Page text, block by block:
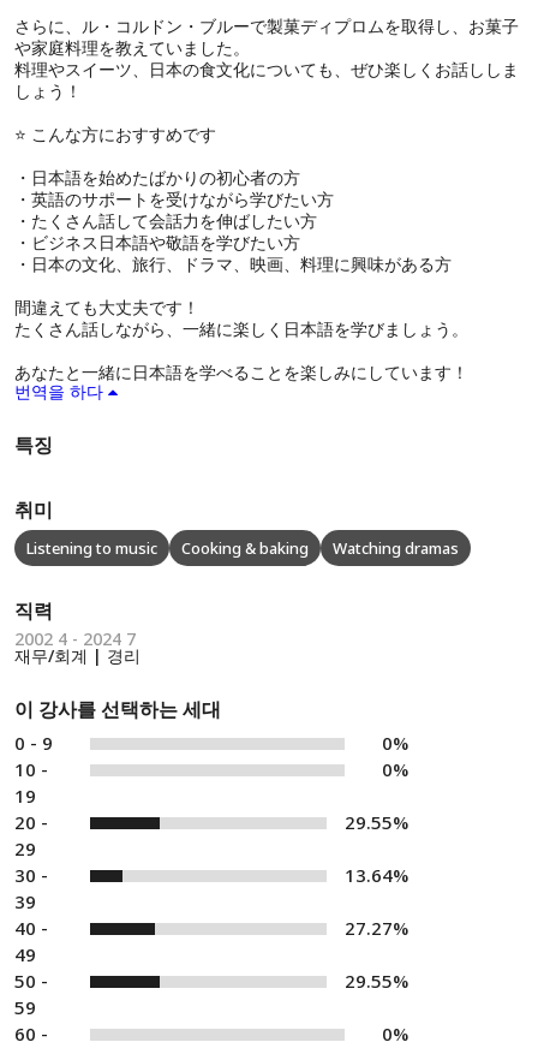
さらに、ル・コルドン・ブルーで製菓ディプロムを取得し、お菓子
や家庭料理を教えていました。
料理やスイーツ、日本の食文化についても、ぜひ楽しくお話ししま
しょう！
⭐ こんな方におすすめです
・日本語を始めたばかりの初心者の方
・英語のサポートを受けながら学びたい方
・たくさん話して会話力を伸ばしたい方
・ビジネス日本語や敬語を学びたい方
・日本の文化、旅行、ドラマ、映画、料理に興味がある方
間違えても大丈夫です！
たくさん話しながら、一緒に楽しく日本語を学びましょう。
あなたと一緒に日本語を学べることを楽しみにしています！
번역을 하다
특징
취미
Listening to music Cooking & baking Watching dramas
직력
2002 4 - 2024 7
재무/회계 | 경리
이 강사를 선택하는 세대
0 - 9
0%
10 -
19
0%
20 -
29
29.55%
30 -
39
13.64%
40 -
49
27.27%
50 -
59
29.55%
60 - 0%